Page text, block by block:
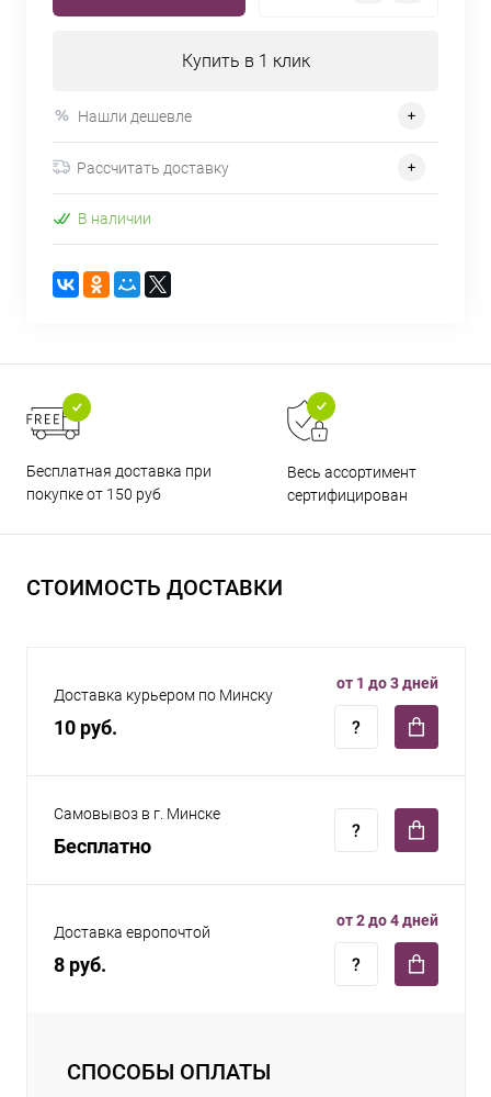
Купить в 1 клик
Нашли дешевле
Рассчитать доставку
В наличии
Бесплатная доставка при
покупке от 150 руб
Весь ассортимент
сертифицирован
СТОИМОСТЬ ДОСТАВКИ
Доставка курьером по Минску
10 руб.
от 1 до 3 дней
Самовывоз в г. Минске
Бесплатно
Доставка европочтой
8 руб.
от 2 до 4 дней
СПОСОБЫ ОПЛАТЫ